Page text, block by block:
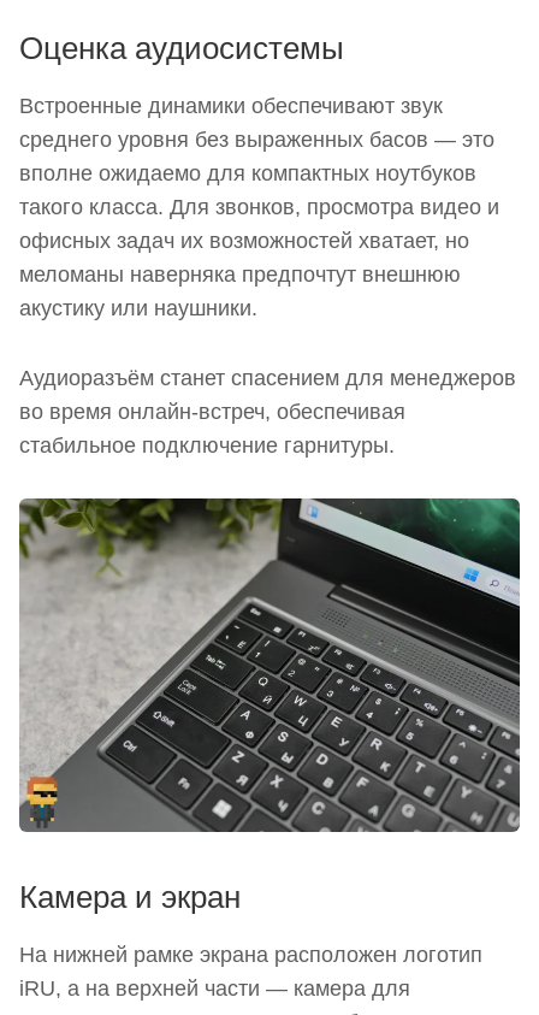
Оценка аудиосистемы
Встроенные динамики обеспечивают звук
среднего уровня без выраженных басов — это
вполне ожидаемо для компактных ноутбуков
такого класса. Для звонков, просмотра видео и
офисных задач их возможностей хватает, но
меломаны наверняка предпочтут внешнюю
акустику или наушники.
Аудиоразъём станет спасением для менеджеров
во время онлайн-встреч, обеспечивая
стабильное подключение гарнитуры.
Камера и экран
На нижней рамке экрана расположен логотип
iRU, а на верхней части — камера для